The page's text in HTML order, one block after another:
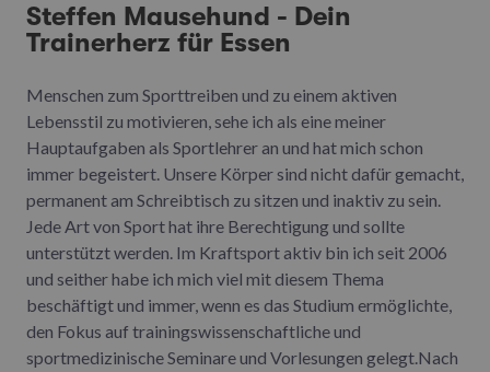
Steffen Mausehund - Dein
Trainerherz für Essen
Menschen zum Sporttreiben und zu einem aktiven
Lebensstil zu motivieren, sehe ich als eine meiner
Hauptaufgaben als Sportlehrer an und hat mich schon
immer begeistert. Unsere Körper sind nicht dafür gemacht,
permanent am Schreibtisch zu sitzen und inaktiv zu sein.
Jede Art von Sport hat ihre Berechtigung und sollte
unterstützt werden. Im Kraftsport aktiv bin ich seit 2006
und seither habe ich mich viel mit diesem Thema
beschäftigt und immer, wenn es das Studium ermöglichte,
den Fokus auf trainingswissenschaftliche und
sportmedizinische Seminare und Vorlesungen gelegt.Nach